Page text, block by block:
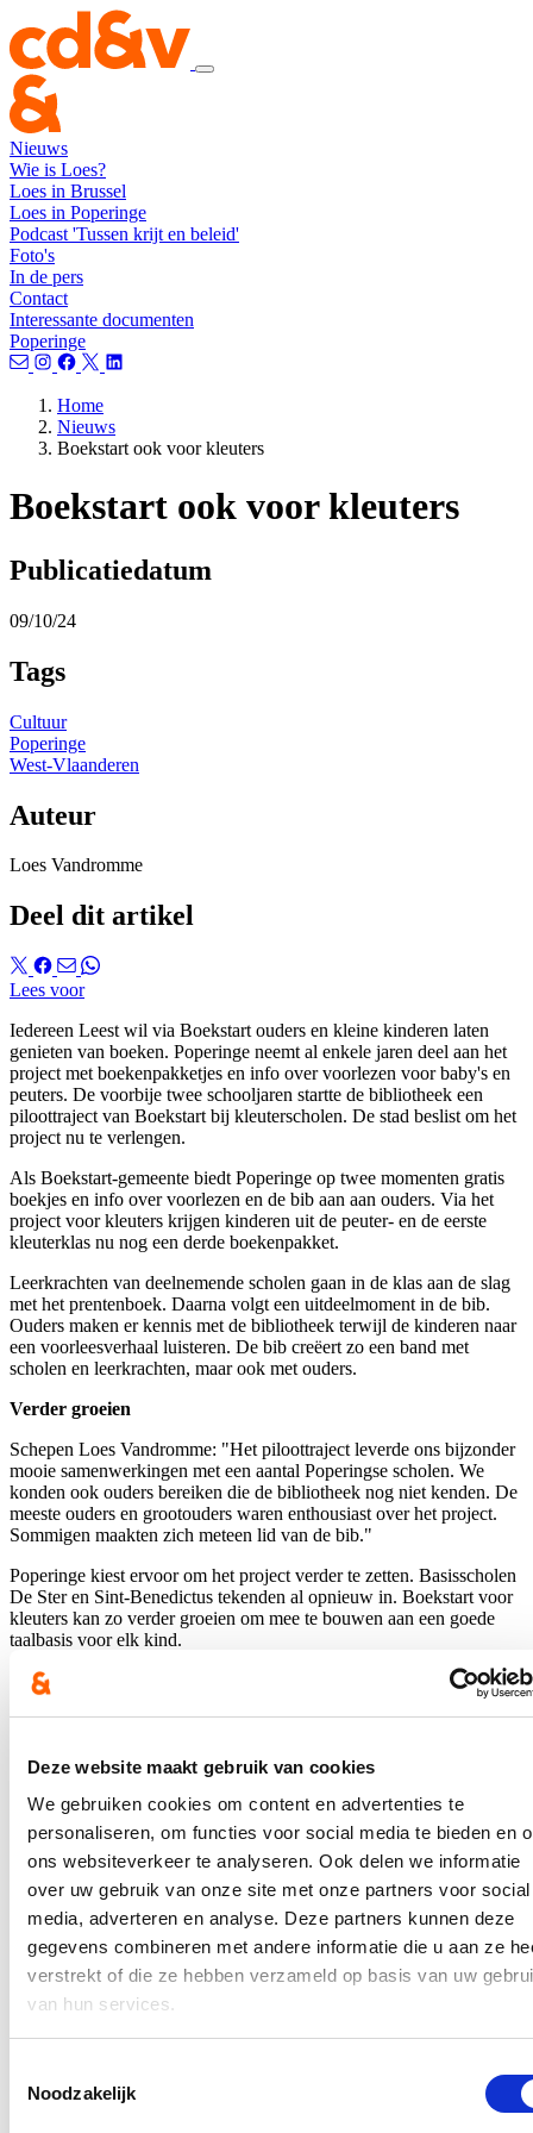
Deze website maakt gebruik van cookies
We gebruiken cookies om content en advertenties te
personaliseren, om functies voor social media te bieden en
ons websiteverkeer te analyseren. Ook delen we informatie
over uw gebruik van onze site met onze partners voor social
media, adverteren en analyse. Deze partners kunnen deze
gegevens combineren met andere informatie die u aan ze
verstrekt of die ze hebben verzameld op basis van uw
van hun services.
Noodzakelijk
Nieuws
Wie is Loes?
Loes in Brussel
Loes in Poperinge
Podcast 'Tussen krijt en beleid'
Foto's
In de pers
Contact
Interessante documenten
Poperinge
Home
Nieuws
Boekstart ook voor kleuters
Boekstart ook voor kleuters
Publicatiedatum
09/10/24
Tags
Cultuur
Poperinge
West-Vlaanderen
Auteur
Loes Vandromme
Deel dit artikel
Lees voor
Iedereen Leest wil via Boekstart ouders en kleine kinderen laten
genieten van boeken. Poperinge neemt al enkele jaren deel aan het
project met boekenpakketjes en info over voorlezen voor baby's en
peuters. De voorbije twee schooljaren startte de bibliotheek een
piloottraject van Boekstart bij kleuterscholen. De stad beslist om het
project nu te verlengen.
Als Boekstart-gemeente biedt Poperinge op twee momenten gratis
boekjes en info over voorlezen en de bib aan aan ouders. Via het
project voor kleuters krijgen kinderen uit de peuter- en de eerste
kleuterklas nu nog een derde boekenpakket.
Leerkrachten van deelnemende scholen gaan in de klas aan de slag
met het prentenboek. Daarna volgt een uitdeelmoment in de bib.
Ouders maken er kennis met de bibliotheek terwijl de kinderen naar
een voorleesverhaal luisteren. De bib creëert zo een band met
scholen en leerkrachten, maar ook met ouders.
Verder groeien
Schepen Loes Vandromme: "Het piloottraject leverde ons bijzonder
mooie samenwerkingen met een aantal Poperingse scholen. We
konden ook ouders bereiken die de bibliotheek nog niet kenden. De
meeste ouders en grootouders waren enthousiast over het project.
Sommigen maakten zich meteen lid van de bib."
Poperinge kiest ervoor om het project verder te zetten. Basisscholen
De Ster en Sint-Benedictus tekenden al opnieuw in. Boekstart voor
kleuters kan zo verder groeien om mee te bouwen aan een goede
taalbasis voor elk kind.
Blijf je graag op de hoogte?
Postcode
Ja, ik wens de nieuwsbrief van Loes Vandromme te ontvangen op
bovenstaand e-mailadres.
om de privacyvoorwaarden te raadplegen
Nieuws
Recordaantal West-Vlaamse scholen kiest voor Oog
voor Lekkers